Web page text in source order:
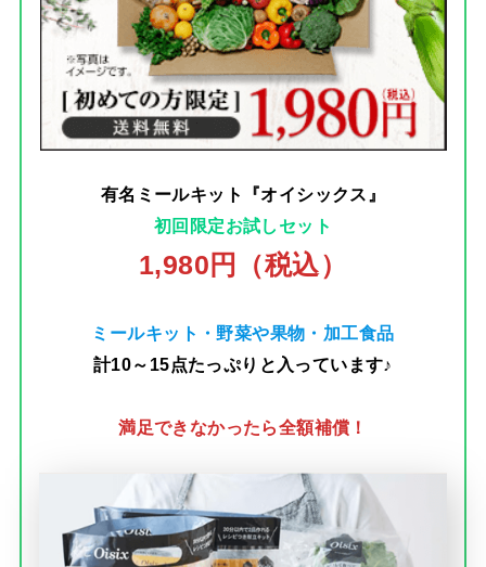
有名ミールキット『オイシックス』
初回限定お試しセット
1,980円（税込）
ミールキット・野菜や果物・加工食品
計10～15点たっぷりと入っています♪
満足できなかったら全額補償！